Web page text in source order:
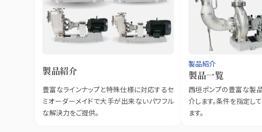
製品紹介
豊富なラインナップと特殊仕様に対応するセ
ミオーダーメイドで大手が出来ないパワフル
な解決力をご提供。
製品紹介
製品一覧
西垣ポンプの豊富な製
介します。条件を指定し
ます。